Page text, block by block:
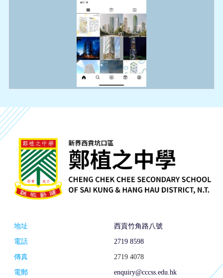
地址
西貢竹角路八號
電話
2719 8598
傳真
2719 4078
電郵
enquiry@cccss.edu.hk